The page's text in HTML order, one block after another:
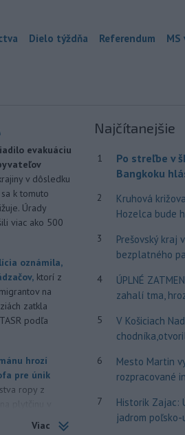
Dielo týždňa Referendum MS
evakuáciu
v dôsledku
k tomuto
Úrady
viac ako 500
oznámila,
ktorí z
na
zatkla
podľa
hrozí
pre únik
ropy z
Viac
Najčítanejšie
1
Po streľbe v
Bangkoku
2
Kruhová
Hozelca bude
3
Prešovský kraj
bezplatného
4
ÚPLNÉ
zahalí tma,
5
V Košiciach
6
Mesto Martin
rozpracované
7
Historik Zajac:
jadrom